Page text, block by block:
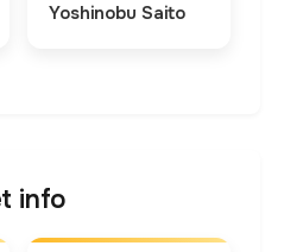
Yoshinobu Saito
info